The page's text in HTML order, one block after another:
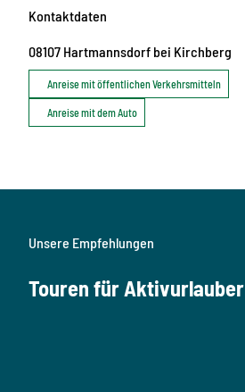
Kontaktdaten
08107 Hartmannsdorf bei Kirchberg
Anreise mit öffentlichen Verkehrsmitteln
Anreise mit dem Auto
Unsere Empfehlungen
Touren für Aktivurlauber